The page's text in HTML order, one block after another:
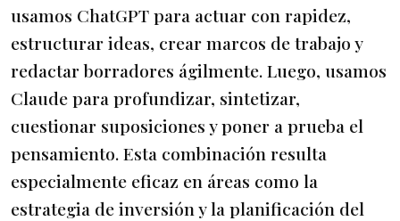
usamos ChatGPT para actuar con rapidez,
estructurar ideas, crear marcos de trabajo y
redactar borradores ágilmente. Luego, usamos
Claude para profundizar, sintetizar,
cuestionar suposiciones y poner a prueba el
pensamiento. Esta combinación resulta
especialmente eficaz en áreas como la
estrategia de inversión y la planificación del